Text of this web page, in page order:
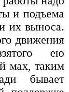
и подъема
их выноса.
движения
ею
мах, таким
бывает